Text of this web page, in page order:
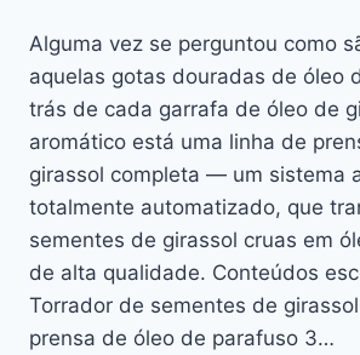
Alguma vez se perguntou como
aquelas gotas douradas de óleo
trás de cada garrafa de óleo de
aromático está uma linha de
girassol completa — um sistema
totalmente automatizado, que
sementes de girassol cruas em
de alta qualidade. Conteúdos
Torrador de sementes de
prensa de óleo de parafuso 3…